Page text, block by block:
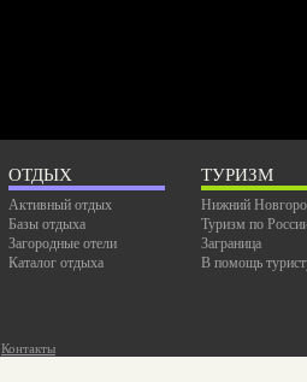
ОТДЫХ
Активный отдых
Базы отдыха
Загородные отели
Каталог отдыха
ТУРИЗМ
Нижний
Туризм по
Заграница
В помощь
Контакты